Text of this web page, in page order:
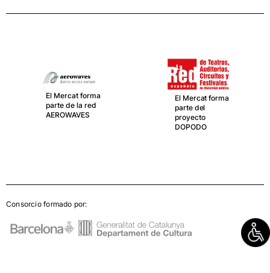
El Mercat forma
parte del
proyecto
El Mercat forma
parte de LA RED
Española de
teatros,
Auditorios,
Circuitos y
Festivales de
titularidad
Consorcio formado por: